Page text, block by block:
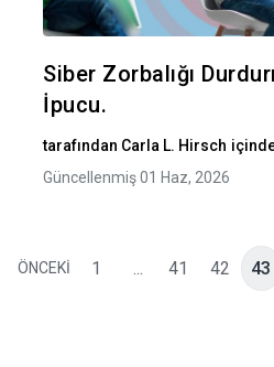
Siber Zorbalığı
İpucu.
tarafından Carla L. Hirsch
Güncellenmiş 01 Haz, 2026
ÖNCEKİ 1 ... 41 42 43